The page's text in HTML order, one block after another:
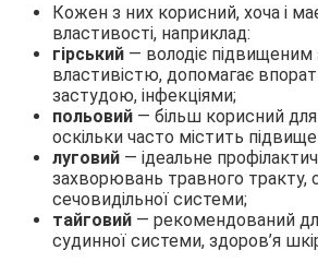
Кожен з них корисний, хоча і
властивості, наприклад:
гірський — володіє
властивістю, допомагає
застудою, інфекціями;
польовий — більш корисний
оскільки часто містить
луговий — ідеальне
захворювань травного тракту,
сечовидільної системи;
тайговий — рекомендований
судинної системи, здоров’я